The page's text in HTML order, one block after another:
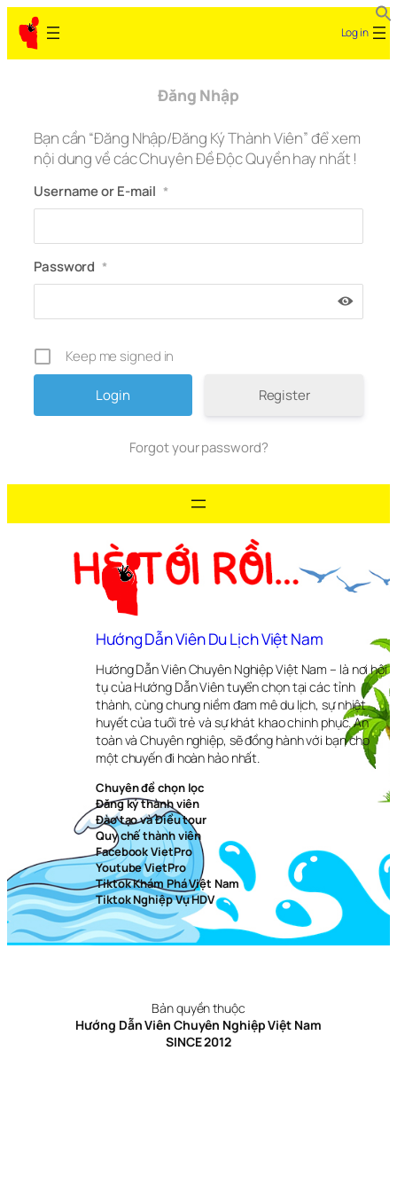
Skip
to
content
Log in
Đăng Nhập
Bạn cần “Đăng Nhập/Đăng Ký Thành Viên” để xem
nội dung về các Chuyên Đề Độc Quyền hay nhất !
Username or E-mail *
Password *
Keep me signed in
Register
Forgot your password?
Hướng Dẫn Viên Du Lịch Việt Nam
Hướng Dẫn Viên Chuyên Nghiệp Việt Nam – là nơi hội
tụ của Hướng Dẫn Viên tuyển chọn tại các tỉnh
thành, cùng chung niềm đam mê du lịch, sự nhiệt
huyết của tuổi trẻ và sự khát khao chinh phục. An
toàn và Chuyên nghiệp, sẽ đồng hành với bạn cho
một chuyến đi hoàn hảo nhất.
Chuyên đề chọn lọc
Đăng ký thành viên
Đào tạo và Điều tour
Quy chế thành viên
Facebook VietPro
Youtube VietPro
Tiktok Khám Phá Việt Nam
Tiktok Nghiệp Vụ HDV
Bản quyền thuộc
Hướng Dẫn Viên Chuyên Nghiệp Việt Nam
SINCE 2012